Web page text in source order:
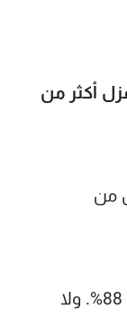
أكثر من
نُقل من
وذكرت منظمة الصحة العالمية أن معدل الوفيات بسبب الإصابة بفيروس ماربورغ يمكن أن يصل إلى 88%. ولا